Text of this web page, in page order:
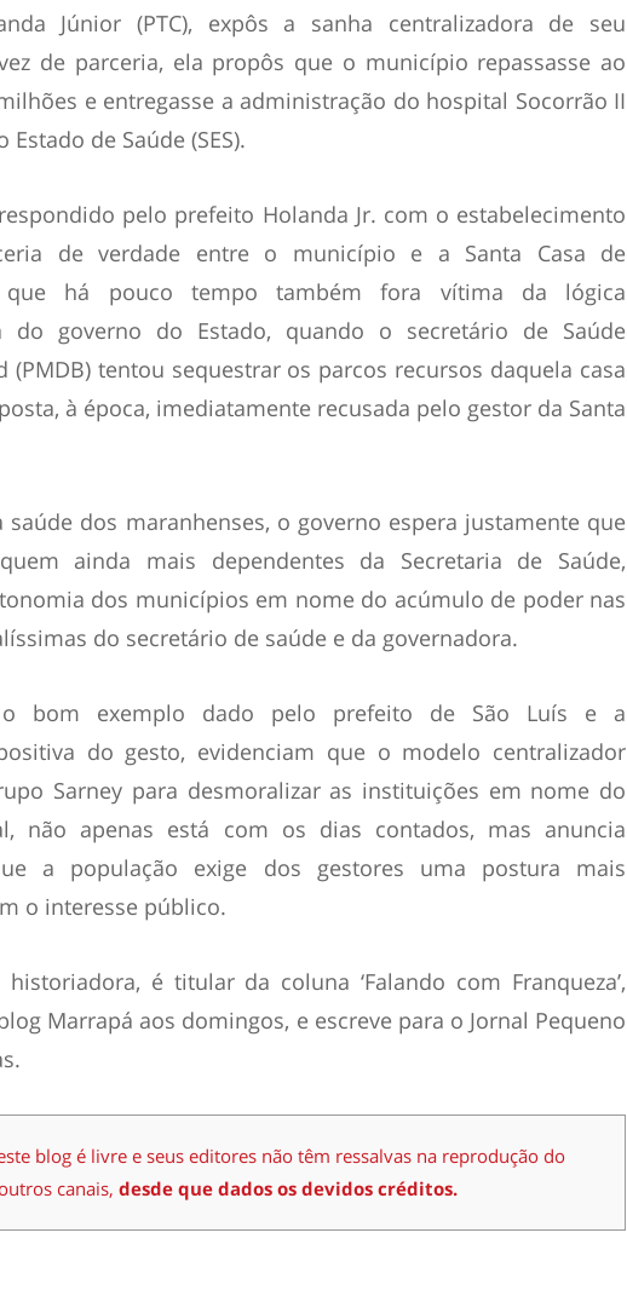
Júnior (PTC), expôs a sanha centralizadora de seu
de parceria, ela propôs que o município repassasse ao
e entregasse a administração do hospital Socorrão II
Estado de Saúde (SES).
pelo prefeito Holanda Jr. com o estabelecimento
de verdade entre o município e a Santa Casa de
que há pouco tempo também fora vítima da lógica
do governo do Estado, quando o secretário de Saúde
(PMDB) tentou sequestrar os parcos recursos daquela casa
à época, imediatamente recusada pelo gestor da Santa
saúde dos maranhenses, o governo espera justamente que
ainda mais dependentes da Secretaria de Saúde,
dos municípios em nome do acúmulo de poder nas
do secretário de saúde e da governadora.
o bom exemplo dado pelo prefeito de São Luís e a
do gesto, evidenciam que o modelo centralizador
Sarney para desmoralizar as instituições em nome do
não apenas está com os dias contados, mas anuncia
a população exige dos gestores uma postura mais
o interesse público.
historiadora, é titular da coluna ‘Falando com Franqueza’,
Marrapá aos domingos, e escreve para o Jornal Pequeno
blog é livre e seus editores não têm ressalvas na reprodução do
canais, desde que dados os devidos créditos.